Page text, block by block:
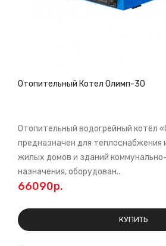
Отопительный Котел Олимп-30
Отопительный водогрейный котёл
предназначен для теплоснабжения
жилых домов и зданий
назначения, оборудован..
66090р.
КУПИТЬ